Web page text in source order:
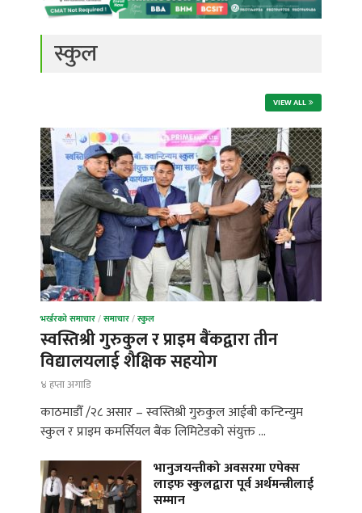
स्कुल
VIEW ALL
भर्खरको समाचार/समाचार/स्कुल
स्वस्तिश्री गुरुकुल र प्राइम बैंकद्वारा तीन
विद्यालयलाई शैक्षिक सहयोग
४ हप्ता अगाडि
काठमाडौँ /२८ असार – स्वस्तिश्री गुरुकुल आईबी कन्टिन्युम
स्कुल र प्राइम कमर्सियल बैंक लिमिटेडको संयुक्त …
भानुजयन्तीको अवसरमा एपेक्स
लाइफ स्कुलद्वारा पूर्व अर्थमन्त्रीलाई
सम्मान